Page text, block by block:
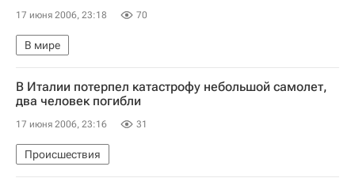
17 июня 2006, 23:18 70
В мире
В Италии потерпел катастрофу небольшой самолет,
два человек погибли
17 июня 2006, 23:16 31
Происшествия